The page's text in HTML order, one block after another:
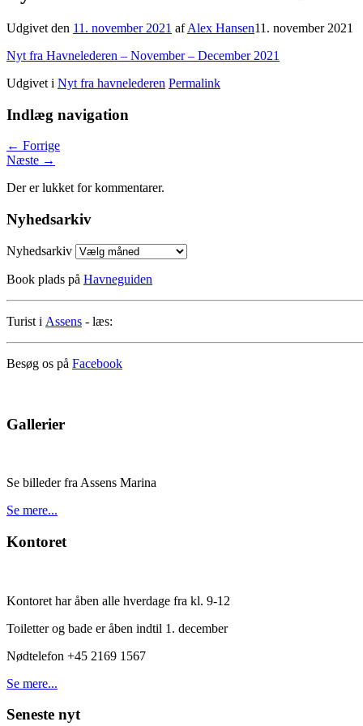
Udgivet den 11. november 2021 afAlex Hansen11. november 2021
Nyt fra Havnelederen – November – December 2021
Udgivet i Nyt fra havnelederen Permalink
Indlæg navigation
← Forrige
Næste →
Der er lukket for kommentarer.
Nyhedsarkiv
Nyhedsarkiv
Book plads på Havneguiden
Turist i Assens - læs:
Besøg os på Facebook
Gallerier
Se billeder fra Assens Marina
Se mere...
Kontoret
Kontoret har åben alle hverdage fra kl. 9-12
Toiletter og bade er åben indtil 1. december
Nødtelefon +45 2169 1567
Se mere...
Seneste nyt